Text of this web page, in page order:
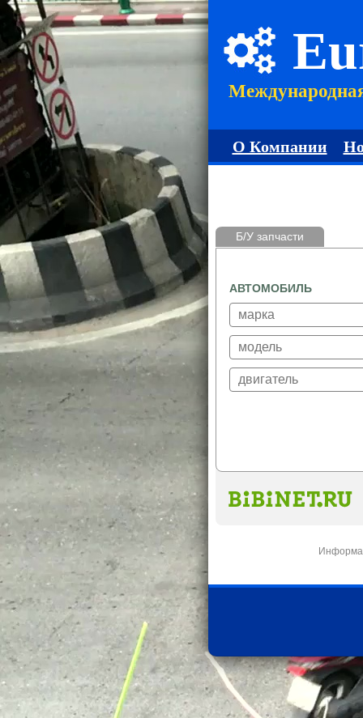
О Компании
Б/У запчасти
АВТОМОБИЛЬ